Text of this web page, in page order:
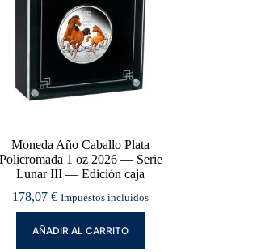
Moneda Año Caballo Plata
Policromada 1 oz 2026 — Serie
Lunar III — Edición caja
178,07€ Impuestos incluidos
AÑADIR AL CARRITO